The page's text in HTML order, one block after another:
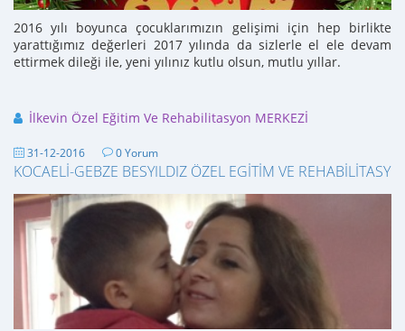
2016 yılı boyunca çocuklarımızın gelişimi için hep birlikte
yarattığımız değerleri 2017 yılında da sizlerle el ele devam
ettirmek dileği ile, yeni yılınız kutlu olsun, mutlu yıllar.
İlkevin Özel Eğitim Ve Rehabilitasyon MERKEZİ
31-12-2016 0 Yorum
KOCAELİ-GEBZE BESYILDIZ ÖZEL EGİTİM VE